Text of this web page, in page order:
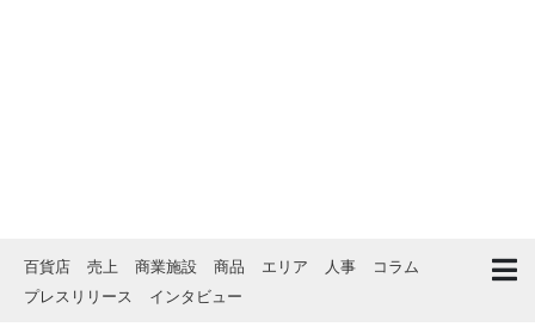
百貨店 売上 商業施設 商品 エリア 人事
コラム
プレスリリース
インタビュー